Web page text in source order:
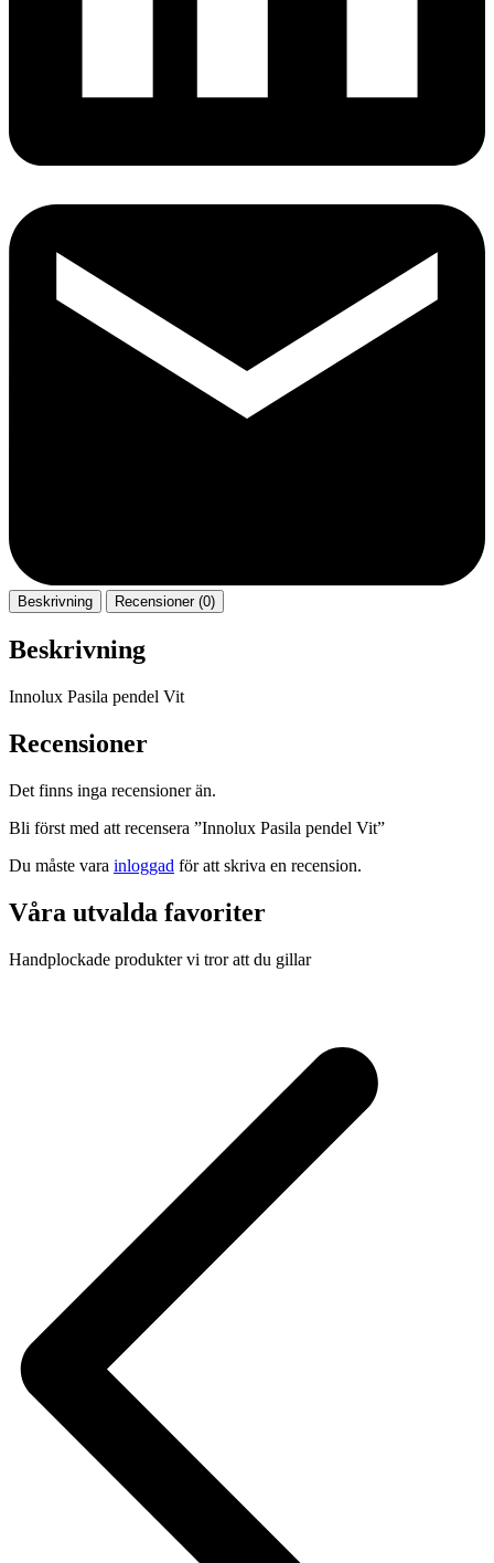
Beskrivning Recensioner (0)
Beskrivning
Innolux Pasila pendel Vit
Recensioner
Det finns inga recensioner än.
Bli först med att recensera ”Innolux Pasila pendel Vit”
Du måste vara inloggad för att skriva en recension.
Våra utvalda favoriter
Handplockade produkter vi tror att du gillar